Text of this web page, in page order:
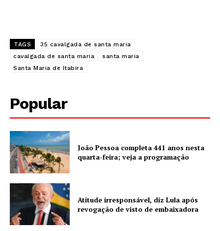
TAGS
35 cavalgada de santa maria
cavalgada de santa maria
santa maria
Santa Maria de Itabira
Popular
João Pessoa completa 441 anos nesta
quarta-feira; veja a programação
Atitude irresponsável, diz Lula após
revogação de visto de embaixadora